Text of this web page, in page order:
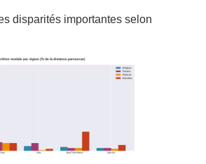
disparités importantes selon